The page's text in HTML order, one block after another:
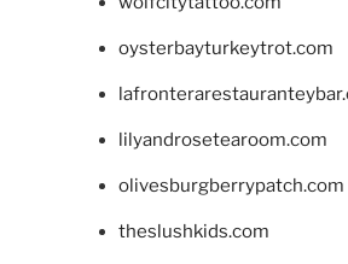
oysterbayturkeytrot.com
lilyandrosetearoom.com
olivesburgberrypatch.com
theslushkids.com